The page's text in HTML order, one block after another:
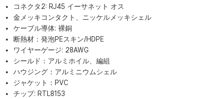
コネクタ2: RJ45 イーサネット オス
金メッキコンタクト、ニッケルメッキシェル
ケーブル導体: 裸銅
断熱材：発泡PEスキン/HDPE
ワイヤーゲージ: 28AWG
シールド：アルミホイル、編組
ハウジング：アルミニウムシェル
ジャケット：PVC
チップ: RTL8153